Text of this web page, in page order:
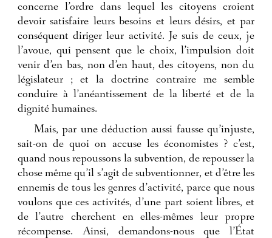
concerne l’ordre dans lequel les citoyens croient
devoir satisfaire leurs besoins et leurs désirs, et par
conséquent diriger leur activité. Je suis de ceux, je
l’avoue, qui pensent que le choix, l’impulsion doit
venir d’en bas, non d’en haut, des citoyens, non du
législateur ; et la doctrine contraire me semble
conduire à l’anéantissement de la liberté et de la
dignité humaines.
Mais, par une déduction aussi fausse qu’injuste,
sait-on de quoi on accuse les économistes ? c’est,
quand nous repoussons la subvention, de repousser la
chose même qu’il s’agit de subventionner, et d’être les
ennemis de tous les genres d’activité, parce que nous
voulons que ces activités, d’une part soient libres, et
de l’autre cherchent en elles-mêmes leur propre
récompense. Ainsi, demandons-nous que l’État